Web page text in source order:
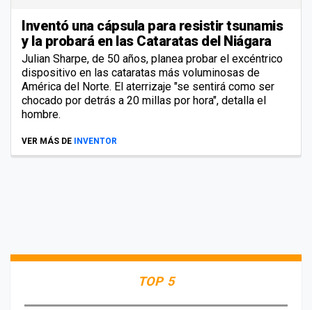
Inventó una cápsula para resistir tsunamis
y la probará en las Cataratas del Niágara
Julian Sharpe, de 50 años, planea probar el excéntrico
dispositivo en las cataratas más voluminosas de
América del Norte. El aterrizaje "se sentirá como ser
chocado por detrás a 20 millas por hora", detalla el
hombre.
VER MÁS DE INVENTOR
TOP 5